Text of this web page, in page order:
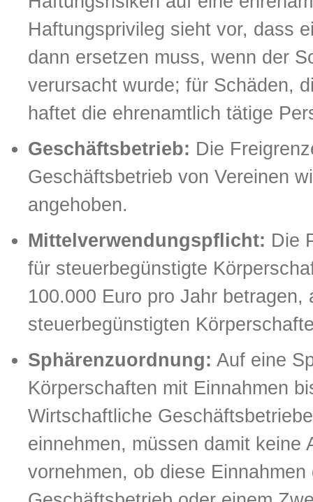
Haftungsprivileg sieht vor, dass
dann ersetzen muss, wenn der
verursacht wurde; für Schäden,
haftet die ehrenamtlich tätige
Geschäftsbetrieb: Die
Geschäftsbetrieb von Vereinen
angehoben.
Mittelverwendungspflicht: Die
für steuerbegünstigte
100.000 Euro pro Jahr
steuerbegünstigten
Sphärenzuordnung: Auf eine
Körperschaften mit Einnahmen
Wirtschaftliche
einnehmen, müssen damit keine
vornehmen, ob diese